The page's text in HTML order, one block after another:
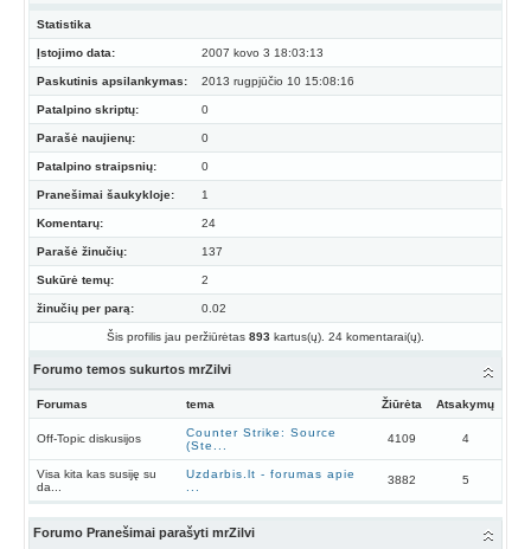
Statistika
Įstojimo data: 2007 kovo 3 18:03:13
Paskutinis apsilankymas: 2013 rugpjūčio 10 15:08:16
Patalpino skriptų: 0
Parašė naujienų: 0
Patalpino straipsnių: 0
Pranešimai šaukykloje: 1
Komentarų: 24
Parašė žinučių: 137
Sukūrė temų: 2
žinučių per parą: 0.02
Šis profilis jau peržiūrėtas 893 kartus(ų). 24 komentarai(ų).
Forumo temos sukurtos mrZilvi
Forumas tema Žiūrėta Atsakymų
Off-Topic diskusijos
Counter Strike: Source
(Ste...
4109 4
Visa kita kas susiję su
da...
Uzdarbis.lt - forumas apie
3882 5
Forumo Pranešimai parašyti mrZilvi